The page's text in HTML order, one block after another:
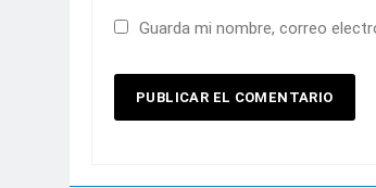
Guarda mi nombre, correo